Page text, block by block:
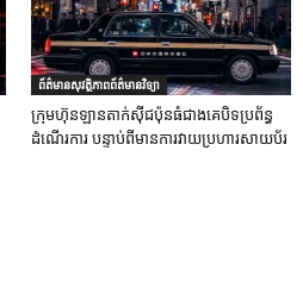
ព័ត៌មានសុវត្ថិភាពព័ត៌មានវិទ្យា
ក្រុមហ៊ុនឡានតាក់ស៊ីជប៉ុនធំជាងគេបិទប្រព័ន្ធ
ដំណើរការ បន្ទាប់ពីមានការវាយប្រហារសាយប័រ